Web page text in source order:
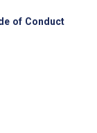
of Conduct